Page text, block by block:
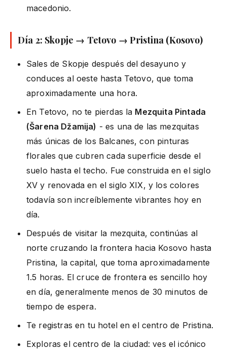
macedonio.
Día 2: Skopje → Tetovo → Pristina (Kosovo)
Sales de Skopje después del desayuno y
conduces al oeste hasta Tetovo, que toma
aproximadamente una hora.
En Tetovo, no te pierdas la Mezquita Pintada
(Šarena Džamija) - es una de las mezquitas
más únicas de los Balcanes, con pinturas
florales que cubren cada superficie desde el
suelo hasta el techo. Fue construida en el siglo
XV y renovada en el siglo XIX, y los colores
todavía son increíblemente vibrantes hoy en
día.
Después de visitar la mezquita, continúas al
norte cruzando la frontera hacia Kosovo hasta
Pristina, la capital, que toma aproximadamente
1.5 horas. El cruce de frontera es sencillo hoy
en día, generalmente menos de 30 minutos de
tiempo de espera.
Te registras en tu hotel en el centro de Pristina.
Exploras el centro de la ciudad: ves el icónico